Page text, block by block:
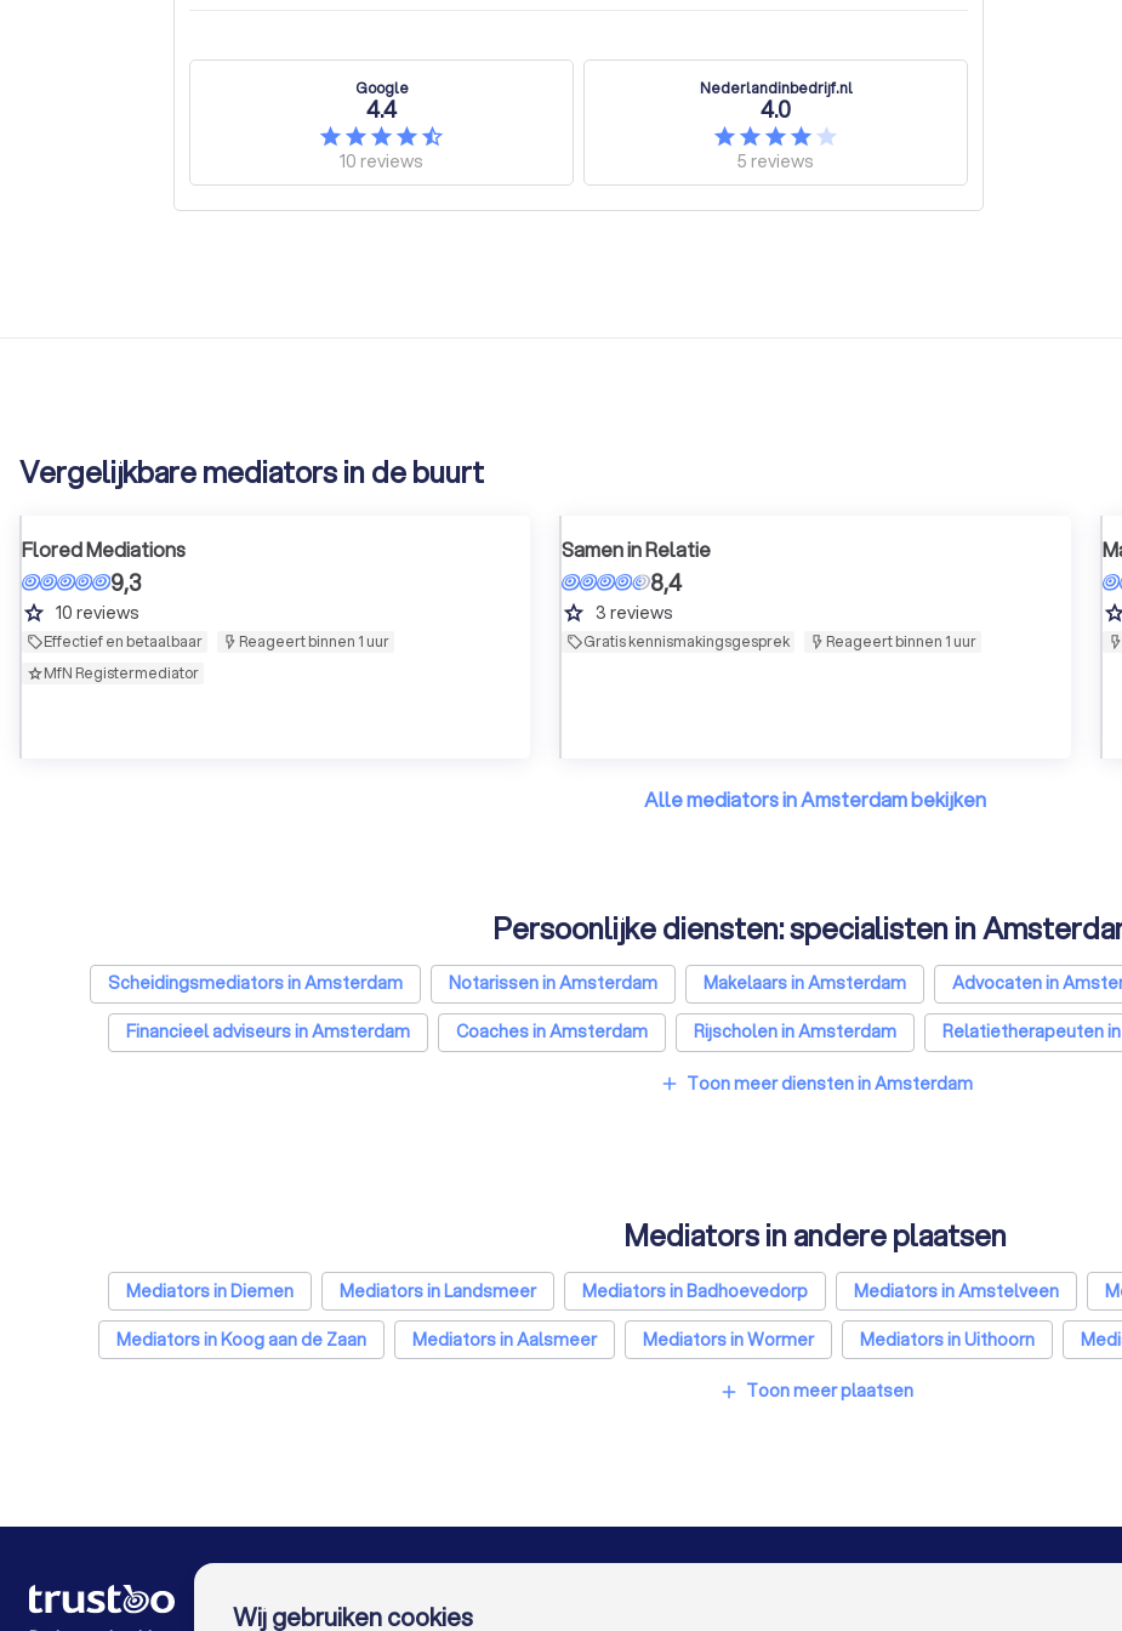
Google
4.4
10 reviews
Nederlandinbedrijf.nl
4.0
5 reviews
Vergelijkbare mediators in de buurt
Flored Mediations
9,3
grade 10 reviews
Effectief en betaalbaar
Reageert binnen 1 uur
MfN Registermediator
Samen in Relatie
8,4
grade 3 reviews
Gratis kennismakingsgesprek Reageert binnen 1 uur
Alle mediators in Amsterdam bekijken
Persoonlijke diensten: specialisten in
Scheidingsmediators in Amsterdam Notarissen in Amsterdam Makelaars in Amsterdam Advocaten in
Financieel adviseurs in Amsterdam
Coaches in Amsterdam Rijscholen in Amsterdam Relatietherapeuten
Hypotheekadviseurs in Amsterdam Personal trainers in
add Toon meer diensten in Amsterdam
Mediators in andere plaatsen
Mediators in Diemen Mediators in Landsmeer Mediators in Badhoevedorp Mediators in Amstelveen
Mediators in Koog aan de Zaan
Mediators in Aalsmeer Mediators in Wormer Mediators in Uithoorn
Mediators in Groningen
add Toon meer plaatsen
Hoe het werkt
Wij gebruiken cookies